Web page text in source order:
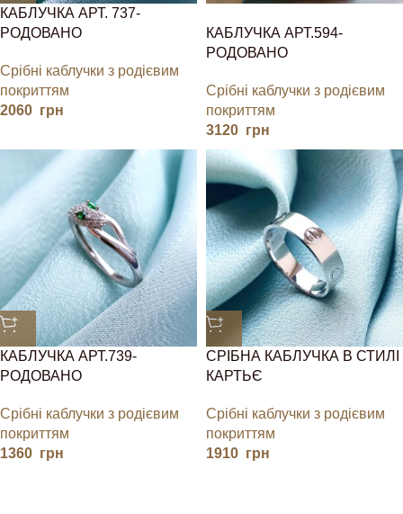
КАБЛУЧКА АРТ. 737-
РОДОВАНО
Срібні каблучки з родієвим
покриттям
2060 грн
КАБЛУЧКА АРТ.594-
РОДОВАНО
Срібні каблучки з родієвим
покриттям
3120 грн
КАБЛУЧКА АРТ.739-
РОДОВАНО
Срібні каблучки з родієвим
покриттям
1360 грн
СРІБНА КАБЛУЧКА В СТИЛІ
КАРТЬЄ
Срібні каблучки з родієвим
покриттям
1910 грн